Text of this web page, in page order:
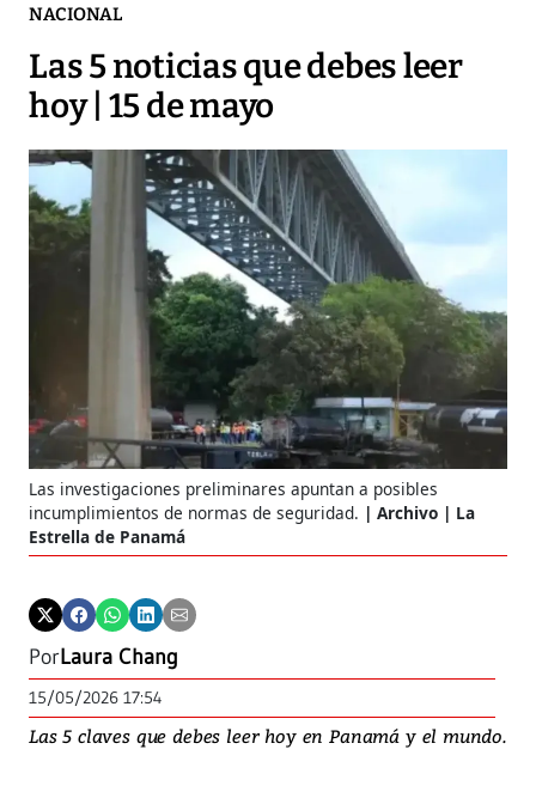
NACIONAL
Las 5 noticias que debes leer
hoy | 15 de mayo
Las investigaciones preliminares apuntan a posibles
incumplimientos de normas de seguridad.
Archivo | La
Estrella de Panamá
PorLaura Chang
15/05/2026 17:54
Las 5 claves que debes leer hoy en Panamá y el mundo.